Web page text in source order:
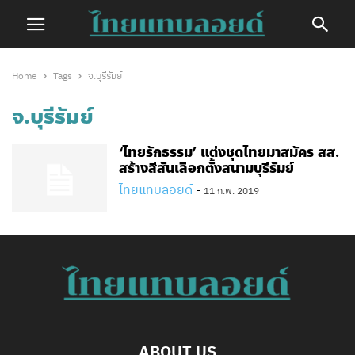
Home Tags จ.บุรีรัมย์
จ.บุรีรัมย์
‘ไทยรักธรรม’ แต่งชุดไทยมาสมัคร สส.
สร้างสีสันเลือกตั้งสนามบุรีรัมย์
ไทยแทบลอยด์ - 11 ก.พ. 2019